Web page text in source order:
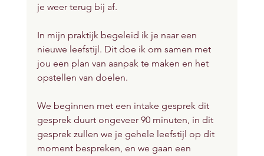
je weer terug bij af.
In mijn praktijk begeleid ik je naar een
nieuwe leefstijl. Dit doe ik om samen met
jou een plan van aanpak te maken en het
opstellen van doelen.
We beginnen met een intake gesprek dit
gesprek duurt ongeveer 90 minuten, in dit
gesprek zullen we je gehele leefstijl op dit
moment bespreken, en we gaan een